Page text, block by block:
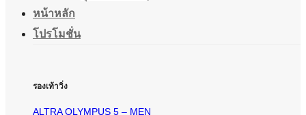
หน้าหลัก
โปรโมชั่น
รองเท้าวิ่ง
ALTRA OLYMPUS 5 – MEN